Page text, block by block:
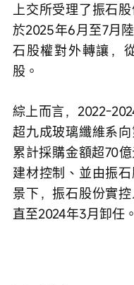
上交所受理了振石
於2025年6月至7月
石股權對外轉讓，
股。
綜上而言，2022-
超九成玻璃纖維系
累計採購金額超70
建材控制、並由振
景下，振石股份實
直至2024年3月卸任。